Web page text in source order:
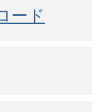
ード